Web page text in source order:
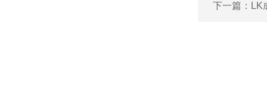
下一篇： LK